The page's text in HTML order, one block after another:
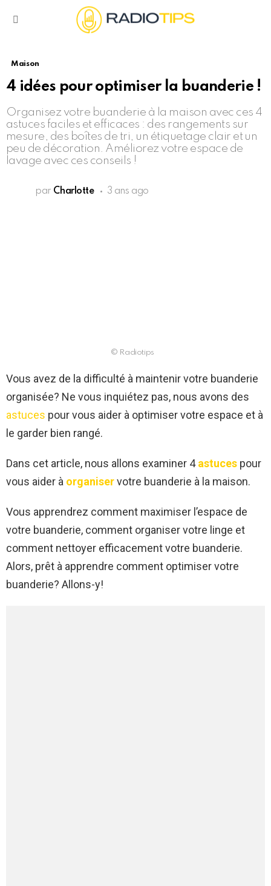
Maison
4 idées pour optimiser la buanderie !
Organisez votre buanderie à la maison avec ces 4
astuces faciles et efficaces : des rangements sur
mesure, des boîtes de tri, un étiquetage clair et un
peu de décoration. Améliorez votre espace de
lavage avec ces conseils !
par Charlotte 3 ans ago
© Radiotips
Vous avez de la difficulté à maintenir votre buanderie
organisée? Ne vous inquiétez pas, nous avons des
astuces pour vous aider à optimiser votre espace et à
le garder bien rangé.
Dans cet article, nous allons examiner 4astuces pour
vous aider à organiservotre buanderie à la maison.
Vous apprendrez comment maximiser l’espace de
votre buanderie, comment organiser votre linge et
comment nettoyer efficacement votre buanderie.
Alors, prêt à apprendre comment optimiser votre
buanderie? Allons-y!